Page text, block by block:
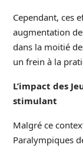
Cependant, ces
augmentation
dans la moitié
un frein à la
L’impact des
stimulant
Malgré ce
Paralympiques